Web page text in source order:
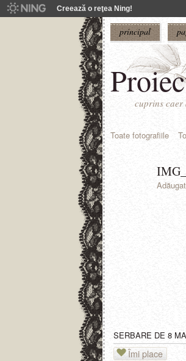
Creează o reţea Ning!
principal
cuprins caer
Toate fotografiile
SERBARE DE 8
Îmi place